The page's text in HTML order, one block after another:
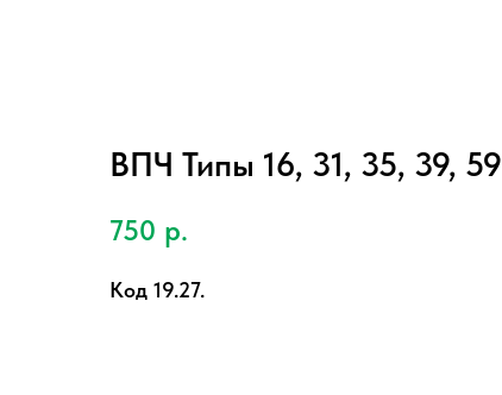
ВПЧ Типы 16, 31, 35, 39, 59
750 р.
Код 19.27.